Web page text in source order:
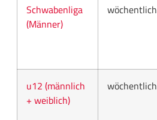
Schwabenliga
(Männer)
wöchentlich
u12 (männlich
+ weiblich)
wöchentlich